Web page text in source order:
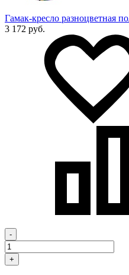
Гамак-кресло разноцветная
3 172 руб.
-
+